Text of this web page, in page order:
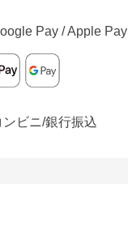
Pay / Apple Pay
ンビニ/銀行振込